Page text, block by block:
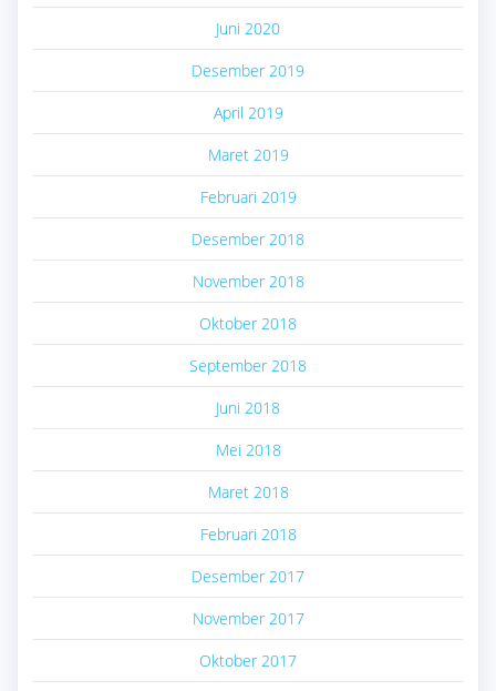
Juni 2020
Desember 2019
April 2019
Maret 2019
Februari 2019
Desember 2018
November 2018
Oktober 2018
September 2018
Juni 2018
Mei 2018
Maret 2018
Februari 2018
Desember 2017
November 2017
Oktober 2017